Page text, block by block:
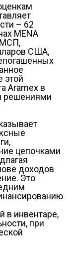
– 62
MENA
МСП,
США,
этой
Aramex в
решениями
цепочками
доходов
Это
в инвентаре,
при